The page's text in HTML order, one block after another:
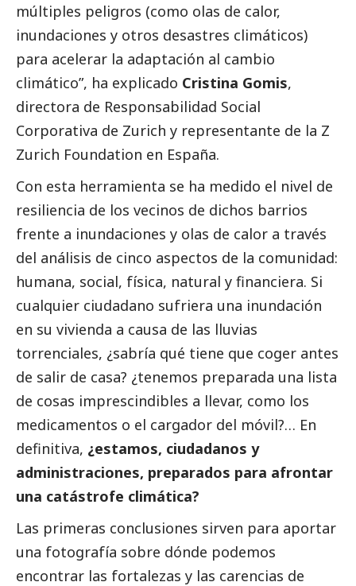
múltiples peligros (como olas de calor,
inundaciones y otros desastres climáticos)
para acelerar la adaptación al cambio
climático”, ha explicado Cristina Gomis,
directora de Responsabilidad Social
Corporativa de Zurich y representante de la Z
Zurich Foundation en España.
Con esta herramienta se ha medido el nivel de
resiliencia de los vecinos de dichos barrios
frente a inundaciones y olas de calor a través
del análisis de cinco aspectos de la comunidad:
humana, social, física, natural y financiera. Si
cualquier ciudadano sufriera una inundación
en su vivienda a causa de las lluvias
torrenciales, ¿sabría qué tiene que coger antes
de salir de casa? ¿tenemos preparada una lista
de cosas imprescindibles a llevar, como los
medicamentos o el cargador del móvil?… En
definitiva, ¿estamos, ciudadanos y
administraciones, preparados para afrontar
una catástrofe climática?
Las primeras conclusiones sirven para aportar
una fotografía sobre dónde podemos
encontrar las fortalezas y las carencias de